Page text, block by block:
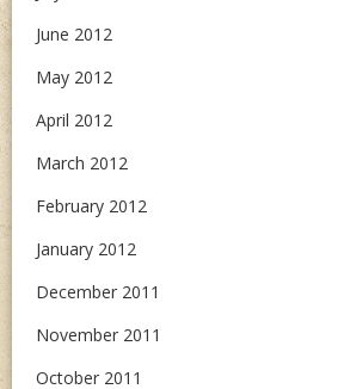
June 2012
May 2012
April 2012
March 2012
February 2012
January 2012
December 2011
November 2011
October 2011